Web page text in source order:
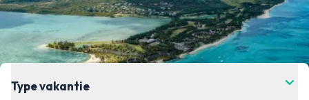
de prijs verandert. Dit kan hoger of lager zijn,
helaas hebben wij daar geen controle over. Voor
de meest actuele vanaf-prijs kun je het beste
doorklikken naar de aanbieder waar je je vakantie
wil boeken.
Type vakantie